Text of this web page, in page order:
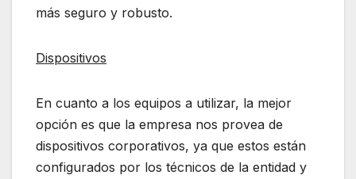
más seguro y robusto.
Dispositivos
En cuanto a los equipos a utilizar, la mejor
opción es que la empresa nos provea de
dispositivos corporativos, ya que estos están
configurados por los técnicos de la entidad y